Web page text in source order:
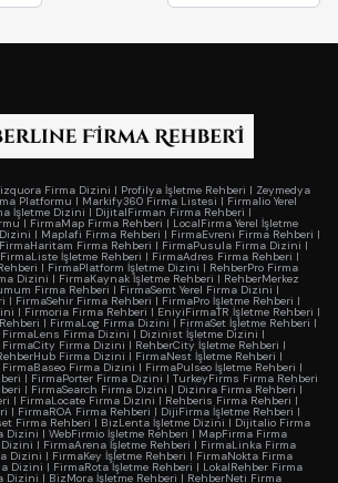
Firma Dizini | Profilya İşletme Rehberi | Zeymedya
Platformu | Markify360 Firma Listesi | Firmalio Yerel
İşletme Dizini | DijitalFirman Firma Rehberi |
| FirmaMap Firma Rehberi | LocalFirma Yerel İşletme
| Maplafi Firma Rehberi | FirmaEvreni Firma Rehberi |
FirmaHaritam Firma Rehberi | FirmaPusula Firma Dizini |
FirmaListe İşletme Rehberi | FirmaAdres Firma Rehberi |
| FirmaPlatform İşletme Dizini | RehberPro Firma
Dizini | FirmaKaynak İşletme Rehberi | RehberMerkez
Firma Rehberi | FirmaSemt Yerel Firma Dizini |
| FirmaSehir Firma Rehberi | FirmaPro İşletme Rehberi |
| Firmoria Firma Rehberi | EniyiFirmaTR İşletme Rehberi |
| FirmaLog Firma Dizini |FirmaSet İşletme Rehberi |
FirmaLens Firma Dizini | Dizinist İşletme Dizini |
FirmaCity Firma Dizini | RehberCity İşletme Rehberi |
Firma Dizini | FirmaNest İşletme Rehberi |
FirmaBaseo Firma Dizini | FirmaPulseo İşletme Rehberi |
| FirmaPorter Firma Dizini | TurkeyFirms Firma Rehberi
| FirmaSearch Firma Dizini | Dizinra Firma Rehberi |
| FirmaLocate Firma Dizini | Rehberis Firma Rehberi |
| FirmaROA Firma Rehberi | DijiFirma İşletme Rehberi |
Firma Rehberi | BizLenta İşletme Dizini | Dijitalio Firma
Dizini | WebFirmio İşletme Rehberi | MapFirma Firma
| FirmaArena İşletme Rehberi | FirmaLinka Firma
Dizini | FirmaKey İşletme Rehberi | FirmaNokta Firma
Dizini | FirmaRota İşletme Rehberi | LokalRehber Firma
Dizini | BizMora İşletme Rehberi | RehberNeti Firma